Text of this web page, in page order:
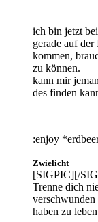
ich bin jetzt
gerade auf
kommen,
zu können.
kann mir
des finden
:enjoy
Zwielicht
[SIGPIC][/
Trenne dich
haben zu